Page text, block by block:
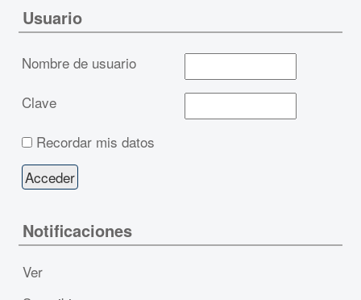
Usuario
Nombre de usuario
Clave
Recordar mis datos
Notificaciones
Ver